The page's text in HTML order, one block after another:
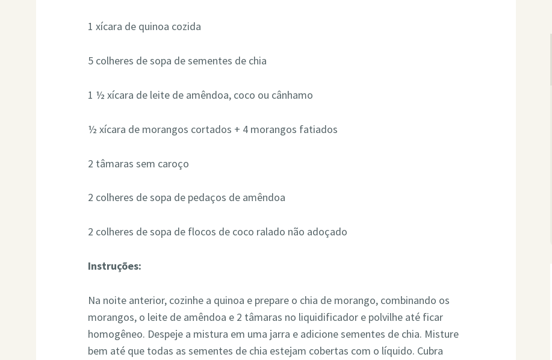
1 xícara de quinoa cozida
5 colheres de sopa de sementes de chia
1 ½ xícara de leite de amêndoa, coco ou cânhamo
½ xícara de morangos cortados + 4 morangos fatiados
2 tâmaras sem caroço
2 colheres de sopa de pedaços de amêndoa
2 colheres de sopa de flocos de coco ralado não adoçado
Instruções:
Na noite anterior, cozinhe a quinoa e prepare o chia de morango, combinando os
morangos, o leite de amêndoa e 2 tâmaras no liquidificador e polvilhe até ficar
homogêneo. Despeje a mistura em uma jarra e adicione sementes de chia. Misture
bem até que todas as sementes de chia estejam cobertas com o líquido. Cubra